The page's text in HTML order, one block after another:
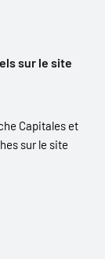
sur le site
Capitales et
sur le site